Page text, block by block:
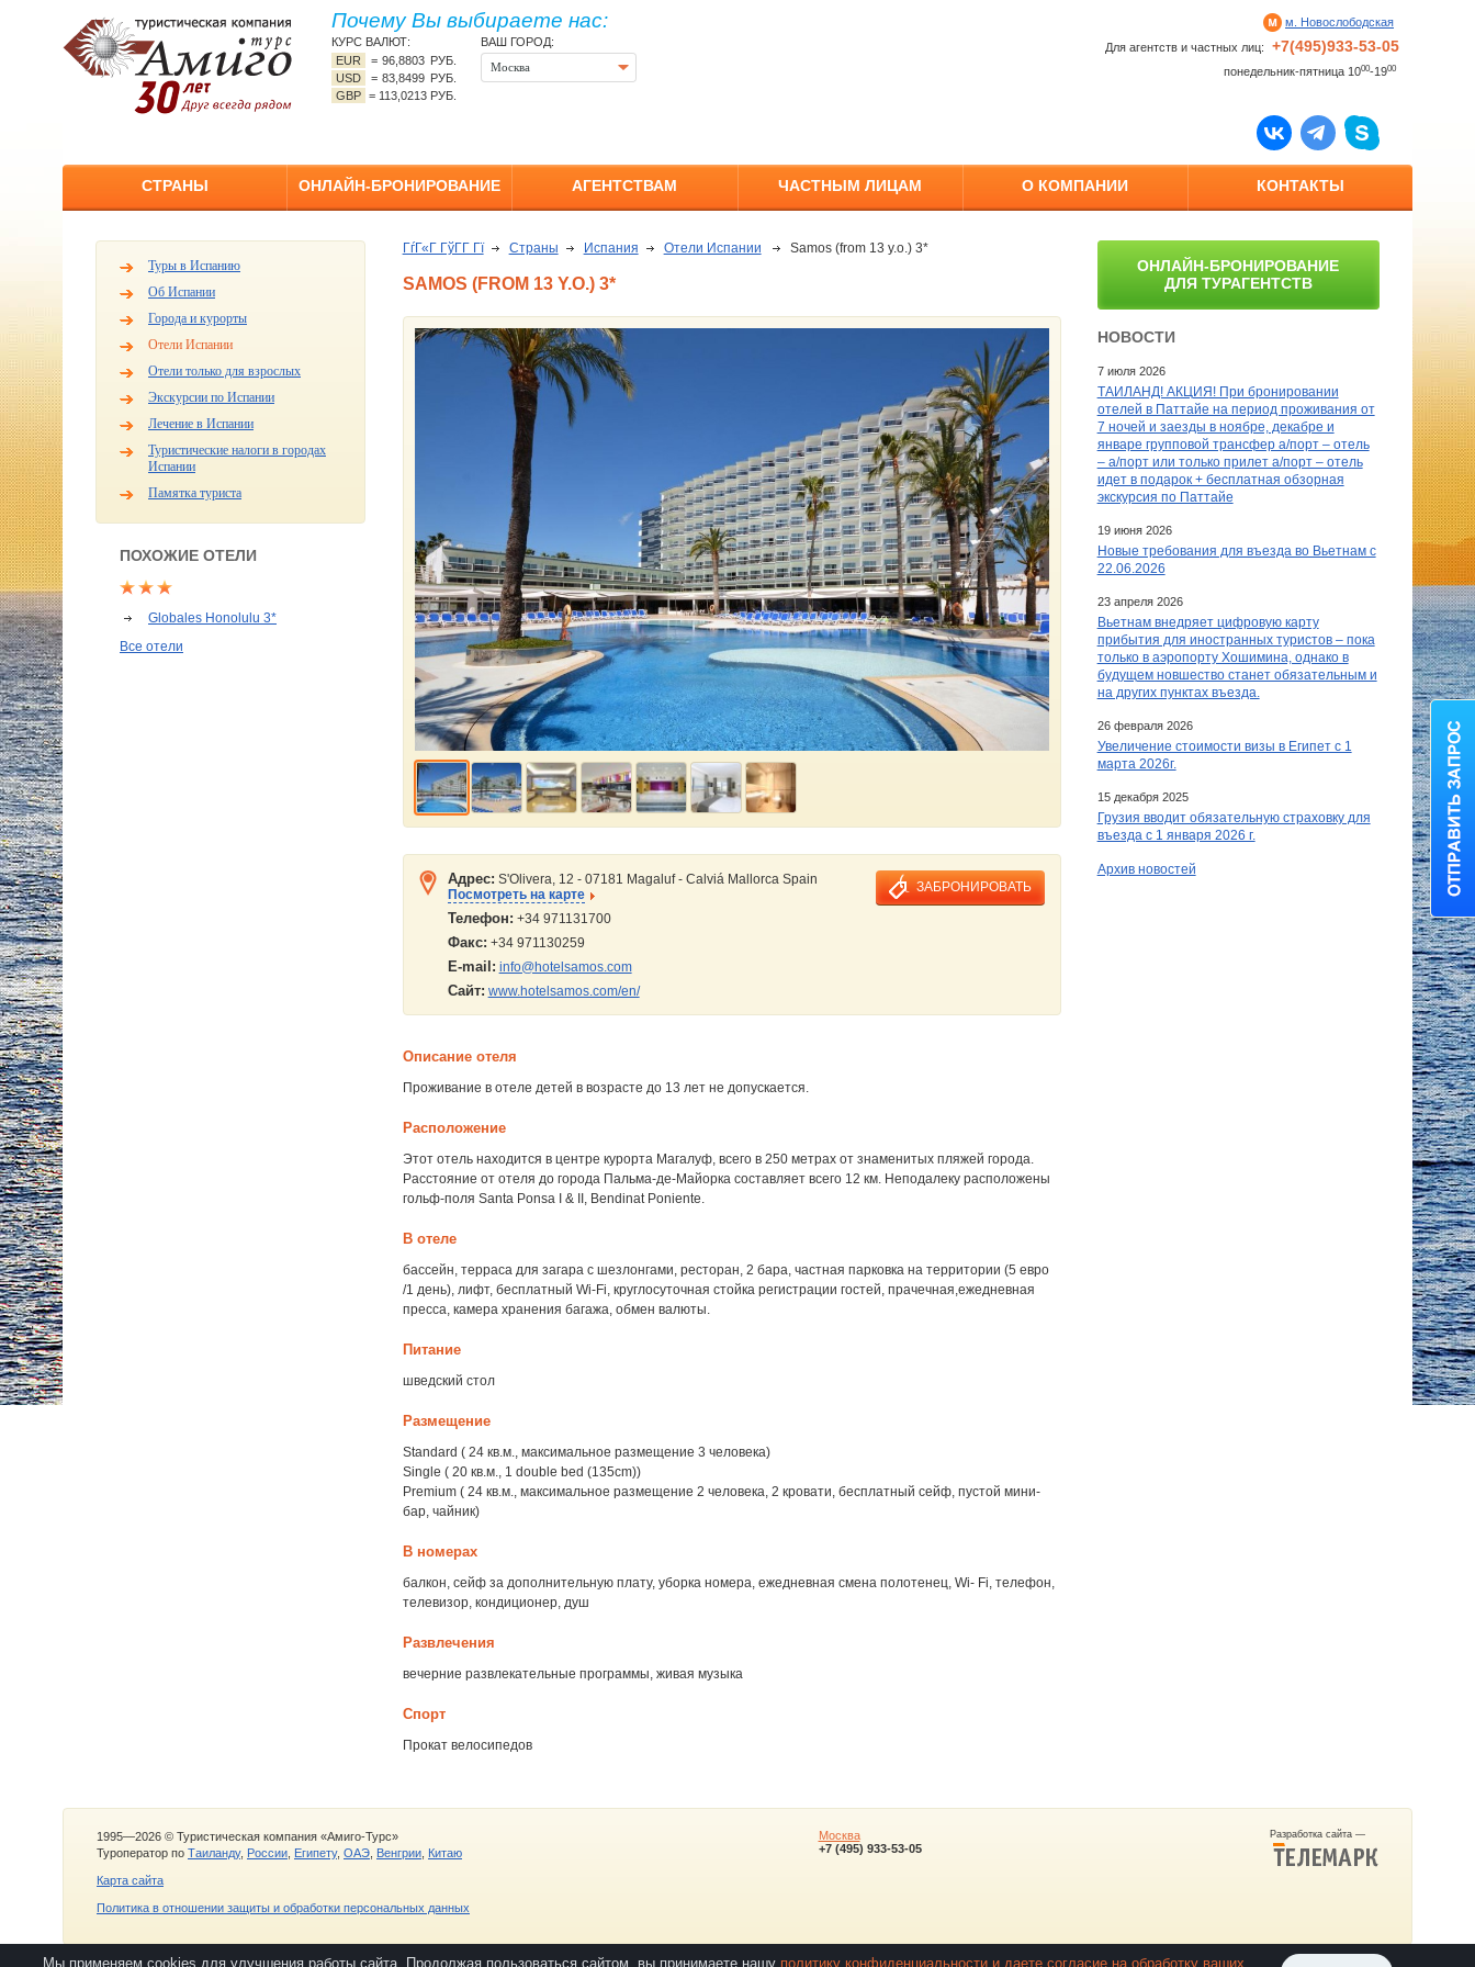
Почему Вы выбираете нас:
КУРС ВАЛЮТ:
EUR
=96,8803 РУБ.
USD
=83,8499 РУБ.
GBP = 113,0213 РУБ.
ВАШ ГОРОД:
Москва
м. Новослободская
Для агентств и частных лиц:
+7(495)933-53-05
понедельник-пятница 1000-1900
СТРАНЫ ОНЛАЙН-БРОНИРОВАНИЕ АГЕНТСТВАМ ЧАСТНЫМ ЛИЦАМ О КОМПАНИИ КОНТАКТЫ
Туры в Испанию
Об Испании
Города и курорты
Отели Испании
Отели только для взрослых
Экскурсии по Испании
Лечение в Испании
Туристические налоги в городах
Испании
Памятка туриста
ПОХОЖИЕ ОТЕЛИ
Globales Honolulu 3*
Все отели
ГѓГ«Г ГўГ­Г Гї Страны Испания Отели Испании Samos (from 13 y.o.) 3*
SAMOS (FROM 13 Y.O.) 3*
ЗАБРОНИРОВАТЬ
Адрес: S'Olivera, 12 - 07181 Magaluf - Calviá Mallorca Spain
Посмотреть на карте
Телефон: +34 971131700
Факс: +34 971130259
E-mail: info@hotelsamos.com
Сайт: www.hotelsamos.com/en/
Описание отеля
Проживание в отеле детей в возрасте до 13 лет не допускается.
Расположение
Этот отель находится в центре курорта Магалуф, всего в 250 метрах от знаменитых пляжей города.
Расстояние от отеля до города Пальма-де-Майорка составляет всего 12 км. Неподалеку расположены
гольф-поля Santa Ponsa I & II, Bendinat Poniente.
В отеле
бассейн, терраса для загара с шезлонгами, ресторан, 2 бара, частная парковка на территории (5 евро
/1 день), лифт, бесплатный Wi-Fi, круглосуточная стойка регистрации гостей, прачечная,ежедневная
пресса, камера хранения багажа, обмен валюты.
Питание
шведский стол
Размещение
Standard ( 24 кв.м., максимальное размещение 3 человека)
Single ( 20 кв.м., 1 double bed (135cm))
Premium ( 24 кв.м., максимальное размещение 2 человека, 2 кровати, бесплатный сейф, пустой мини-
бар, чайник)
В номерах
балкон, сейф за дополнительную плату, уборка номера, ежедневная смена полотенец, Wi- Fi, телефон,
телевизор, кондиционер, душ
Развлечения
вечерние развлекательные программы, живая музыка
Спорт
Прокат велосипедов
ОНЛАЙН-БРОНИРОВАНИЕ
ДЛЯ ТУРАГЕНТСТВ
НОВОСТИ
7 июля 2026
ТАИЛАНД! АКЦИЯ! При бронировании
отелей в Паттайе на период проживания от
7 ночей и заезды в ноябре, декабре и
январе групповой трансфер а/порт – отель
– а/порт или только прилет а/порт – отель
идет в подарок + бесплатная обзорная
экскурсия по Паттайе
19 июня 2026
Новые требования для въезда во Вьетнам с
22.06.2026
23 апреля 2026
Вьетнам внедряет цифровую карту
прибытия для иностранных туристов – пока
только в аэропорту Хошимина, однако в
будущем новшество станет обязательным и
на других пунктах въезда.
26 февраля 2026
Увеличение стоимости визы в Египет c 1
марта 2026г.
15 декабря 2025
Грузия вводит обязательную страховку для
въезда с 1 января 2026 г.
Архив новостей
1995—2026 © Туристическая компания «Амиго-Турс»
Туроператор по Таиланду, России Египету, ОАЭ Венгрии Китаю
Карта сайта
Политика в отношении защиты и обработки персональных данных
Разработка сайта —
Москва
+7 (495) 933-53-05
Мы применяем cookies для улучшения работы сайта. Продолжая пользоваться сайтом, вы принимаете нашу политику конфиденциальности и даете согласие на обработку ваших